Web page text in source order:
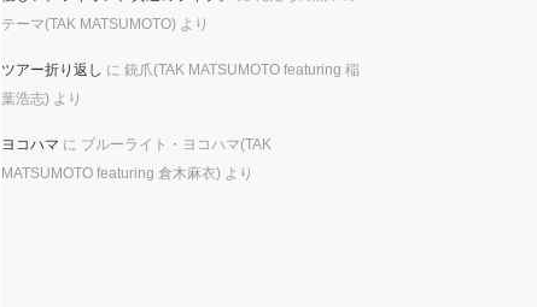
テーマ(TAK MATSUMOTO) より
ツアー折り返し に 銃爪(TAK MATSUMOTO featuring 稲
葉浩志) より
ヨコハマ に ブルーライト・ヨコハマ(TAK
MATSUMOTO featuring 倉木麻衣) より